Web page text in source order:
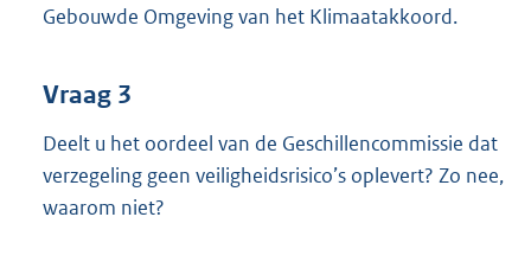
Gebouwde Omgeving van het Klimaatakkoord.
Vraag 3
Deelt u het oordeel van de Geschillencommissie dat
verzegeling geen veiligheidsrisico’s oplevert? Zo nee,
waarom niet?